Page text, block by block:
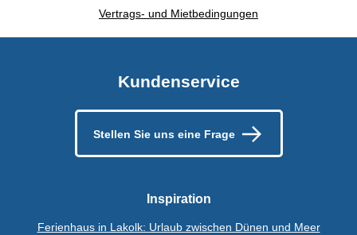
Vertrags- und Mietbedingungen
Kundenservice
Stellen Sie uns eine Frage
Inspiration
Ferienhaus in Lakolk: Urlaub zwischen Dünen und Meer